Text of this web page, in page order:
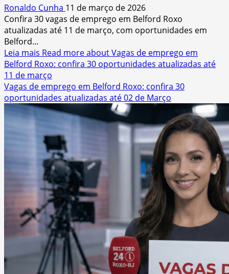
Ronaldo Cunha 11 de março de 2026
Confira 30 vagas de emprego em Belford Roxo
atualizadas até 11 de março, com oportunidades em
Belford...
Leia mais Read more about Vagas de emprego em
Belford Roxo: confira 30 oportunidades atualizadas até
11 de março
Vagas de emprego em Belford Roxo: confira 30
oportunidades atualizadas até 02 de Março